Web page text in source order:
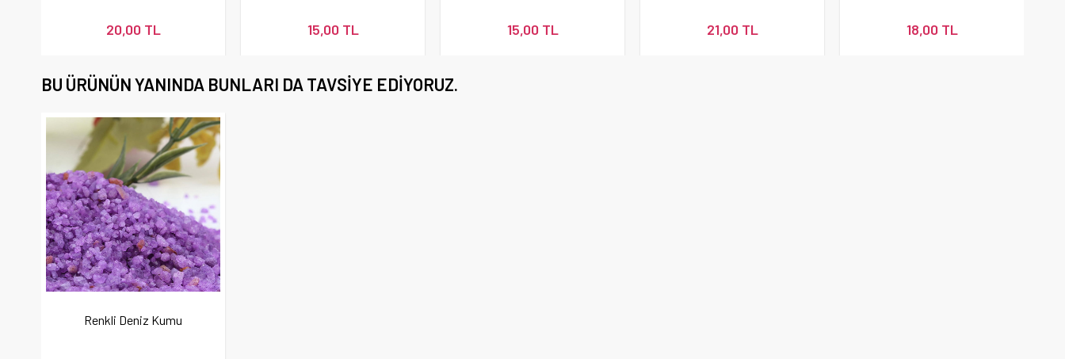
20,00 TL 15,00 TL 15,00 TL 21,00 TL 18,00 TL
BU ÜRÜNÜN YANINDA BUNLARI DA TAVSIYE EDIYORUZ.
Renkli Deniz Kumu